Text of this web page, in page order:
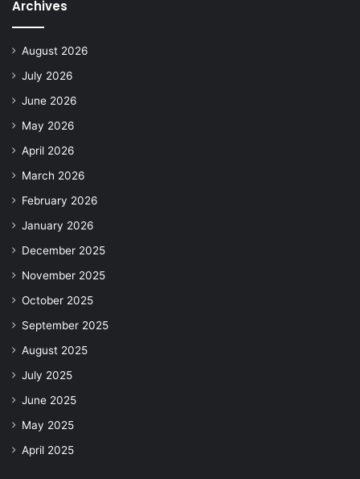
Archives
August 2026
July 2026
June 2026
May 2026
April 2026
March 2026
February 2026
January 2026
December 2025
November 2025
October 2025
September 2025
August 2025
July 2025
June 2025
May 2025
April 2025